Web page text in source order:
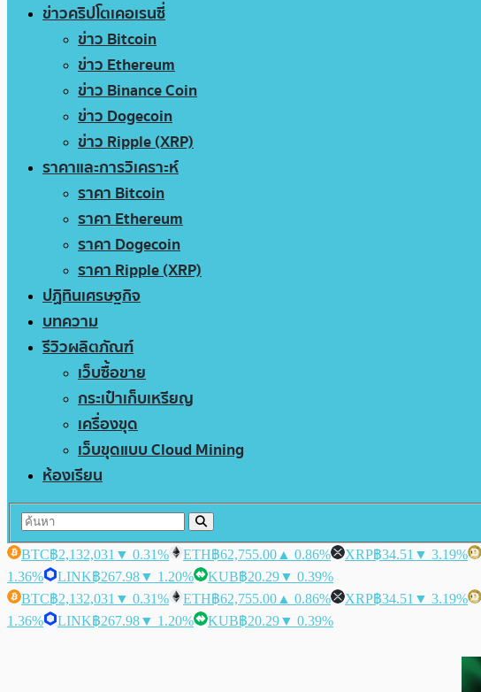
ข่าวคริปโตเคอเรนซี่
ข่าว Bitcoin
ข่าว Ethereum
ข่าว Binance Coin
ข่าว Dogecoin
ข่าว Ripple (XRP)
ราคาและการวิเคราะห์
ราคา Bitcoin
ราคา Ethereum
ราคา Dogecoin
ราคา Ripple (XRP)
ปฏิทินเศรษฐกิจ
บทความ
รีวิวผลิตภัณฑ์
เว็บซื้อขาย
กระเป๋าเก็บเหรียญ
เครื่องขุด
เว็บขุดแบบ Cloud Mining
ห้องเรียน
BTC฿2,132,031 ▼ 0.31% ETH฿62,755.00 ▲ 0.86% XRP฿34.51 ▼ 3.19%
1.36%
LINK฿267.98▼ 1.20% KUB฿20.29▼ 0.39%
BTC฿2,132,031 ▼ 0.31% ETH฿62,755.00 ▲ 0.86% XRP฿34.51 ▼ 3.19%
1.36%
LINK฿267.98▼ 1.20% KUB฿20.29▼ 0.39%